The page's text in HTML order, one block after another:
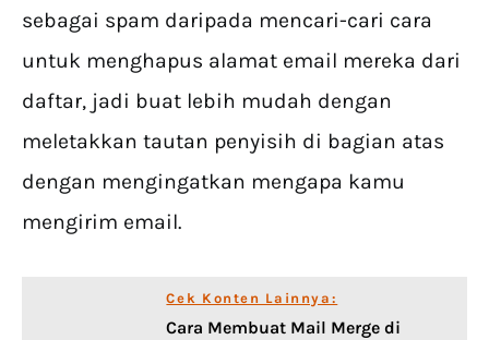
sebagai spam daripada mencari-cari cara
untuk menghapus alamat email mereka dari
daftar, jadi buat lebih mudah dengan
meletakkan tautan penyisih di bagian atas
dengan mengingatkan mengapa kamu
mengirim email.
Cek Konten Lainnya:
Cara Membuat Mail Merge di